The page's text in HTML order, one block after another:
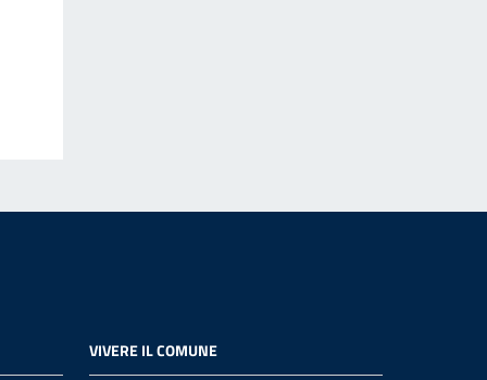
VIVERE IL COMUNE